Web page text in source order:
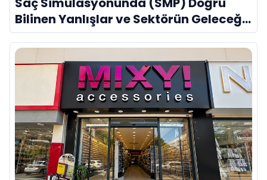
Bilinen Yanlışlar ve Sektörün Geleceği:
Onur Akdeniz ile Özel Röportaj